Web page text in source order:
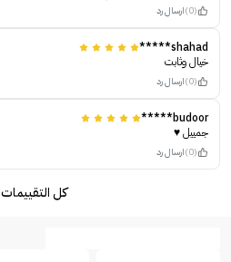
(0) ارسال رد
shahad*****
خيال وثابت
(0) ارسال رد
budoor*****
جمييل ♥️
(0) ارسال رد
كل التقييمات